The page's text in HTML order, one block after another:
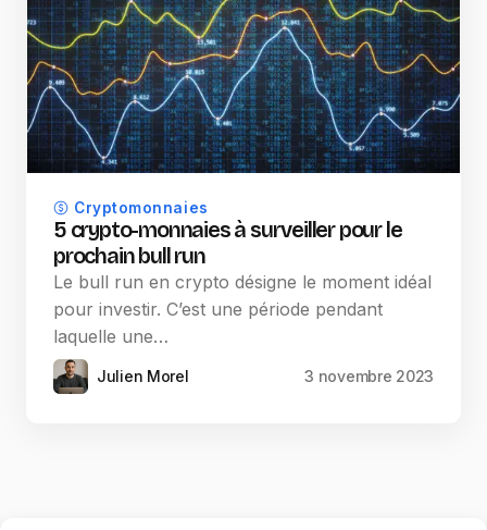
Cryptomonnaies
5 crypto-monnaies à surveiller pour le
prochain bull run
Le bull run en crypto désigne le moment idéal
pour investir. C’est une période pendant
laquelle une…
Julien Morel 3 novembre 2023